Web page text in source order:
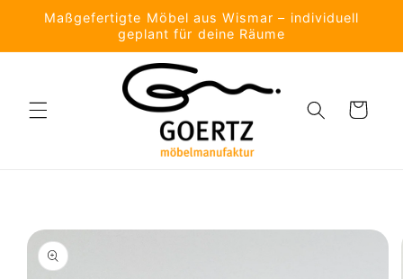
zumMaßgefertigte Möbel aus Wismar – individuell
geplant für deine Räume
Warenkorb